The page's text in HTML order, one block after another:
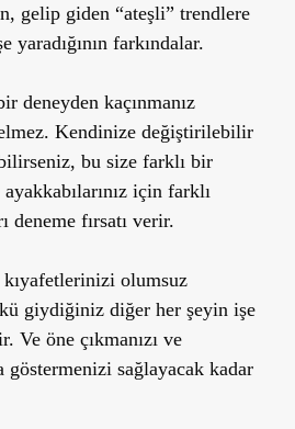
gelip giden “ateşli” trendlere
yaradığının farkındalar.
deneyden kaçınmanız
Kendinize değiştirilebilir
bu size farklı bir
için farklı
deneme fırsatı verir.
olumsuz
giydiğiniz diğer her şeyin işe
Ve öne çıkmanızı ve
sağlayacak kadar